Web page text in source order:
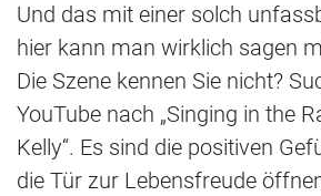
Und das mit einer solch
hier kann man wirklich sagen
Die Szene kennen Sie nicht?
YouTube nach „Singing in the
Kelly“. Es sind die positiven
die Tür zur Lebensfreude